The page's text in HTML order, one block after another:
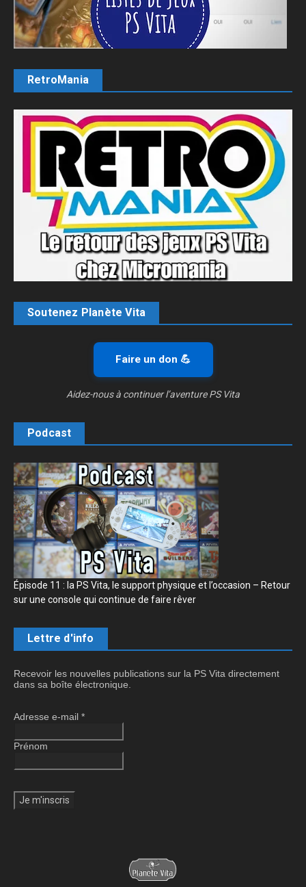
RetroMania
Soutenez Planète Vita
Faire un don 💪
Aidez-nous à continuer l’aventure PS Vita
Podcast
Épisode 11 : la PS Vita, le support physique et l’occasion – Retour
sur une console qui continue de faire rêver
Lettre d'info
Recevoir les nouvelles publications sur la PS Vita directement
dans sa boîte électronique.
Adresse e-mail *
Prénom